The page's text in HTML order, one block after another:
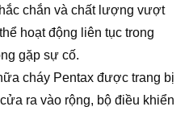
chắn và chất lượng vượt
hoạt động liên tục trong
gặp sự cố.
cháy Pentax được trang bị
ra vào rộng, bộ điều khiển